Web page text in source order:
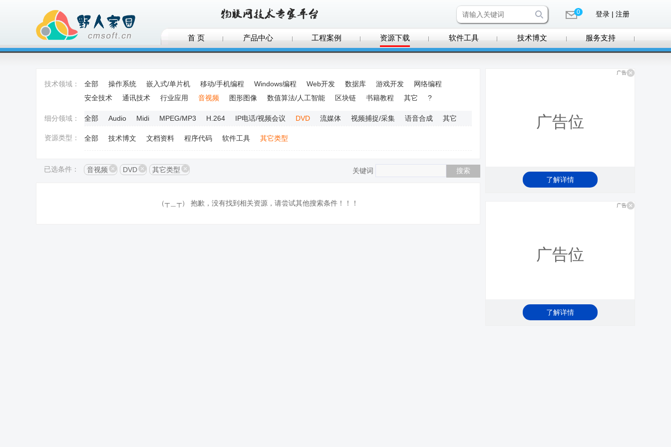
0 登录 | 注册
首 页 产品中心 工程案例 资源下载 软件工具 技术博文 服务支持
技术领域： 全部 操作系统 嵌入式/单片机 移动/手机编程 Windows编程 Web开发 数据库 游戏开发
网络编程
安全技术
通讯技术 行业应用 音视频 图形图像 数值算法/人工智能 区块链 书籍教程 其它 ?
细分领域： 全部 Audio Midi MPEG/MP3 H.264 IP电话/视频会议 DVD 流媒体 视频捕捉/采集 语音合成 其它
资源类型： 全部 技术博文 文档资料 程序代码 软件工具 其它类型
已选条件： 音视频 DVD 其它类型 关键词
（┬＿┬） 抱歉，没有找到相关资源，请尝试其他搜索条件！！！
广告
广告位
了解详情
广告
广告位
了解详情